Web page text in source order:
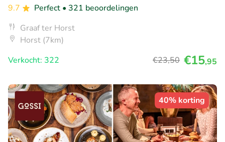
9.7
Perfect • 321 beoordelingen
Graaf ter Horst
Horst (7km)
Verkocht: 322
€23,50 €15,95
40% korting